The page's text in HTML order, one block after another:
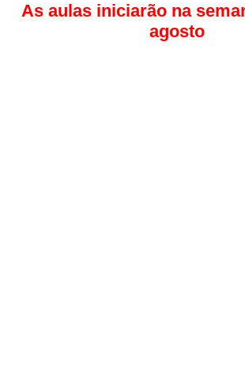
As aulas iniciarão na
agosto